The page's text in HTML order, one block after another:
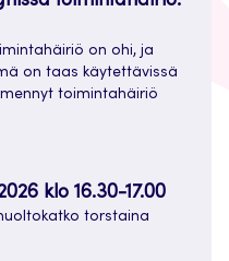
on ohi, ja
on taas käytettävissä
toimintahäiriö
klo 16.30-17.00
torstaina